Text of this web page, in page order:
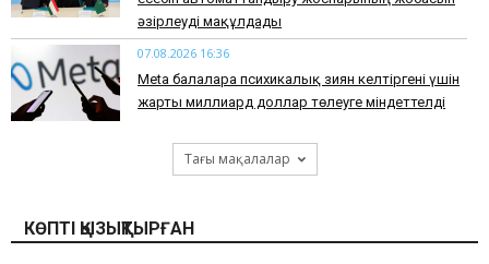
әзірлеуді мақұлдады
07.08.2026 16:36
Meta балаларға психикалық зиян келтіргені үшін
жарты миллиард доллар төлеуге міндеттелді
Тағы мақалалар
КӨПТІ ҚЫЗЫҚТЫРҒАН